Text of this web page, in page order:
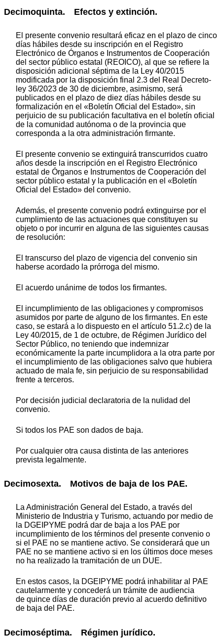
Decimoquinta. Efectos y extinción.
El presente convenio resultará eficaz en el plazo de cinco
días hábiles desde su inscripción en el Registro
Electrónico de Órganos e Instrumentos de Cooperación
del sector público estatal (REOICO), al que se refiere la
disposición adicional séptima de la Ley 40/2015
modificada por la disposición final 2.3 del Real Decreto-
ley 36/2023 de 30 de diciembre, asimismo, será
publicados en el plazo de diez días hábiles desde su
formalización en el «Boletín Oficial del Estado», sin
perjuicio de su publicación facultativa en el boletín oficial
de la comunidad autónoma o de la provincia que
corresponda a la otra administración firmante.
El presente convenio se extinguirá transcurridos cuatro
años desde la inscripción en el Registro Electrónico
estatal de Órganos e Instrumentos de Cooperación del
sector público estatal y la publicación en el «Boletín
Oficial del Estado» del convenio.
Además, el presente convenio podrá extinguirse por el
cumplimiento de las actuaciones que constituyen su
objeto o por incurrir en alguna de las siguientes causas
de resolución:
El transcurso del plazo de vigencia del convenio sin
haberse acordado la prórroga del mismo.
El acuerdo unánime de todos los firmantes.
El incumplimiento de las obligaciones y compromisos
asumidos por parte de alguno de los firmantes. En este
caso, se estará a lo dispuesto en el artículo 51.2.c) de la
Ley 40/2015, de 1 de octubre, de Régimen Jurídico del
Sector Público, no teniendo que indemnizar
económicamente la parte incumplidora a la otra parte por
el incumplimiento de las obligaciones salvo que hubiera
actuado de mala fe, sin perjuicio de su responsabilidad
frente a terceros.
Por decisión judicial declaratoria de la nulidad del
convenio.
Si todos los PAE son dados de baja.
Por cualquier otra causa distinta de las anteriores
prevista legalmente.
Decimosexta. Motivos de baja de los PAE.
La Administración General del Estado, a través del
Ministerio de Industria y Turismo, actuando por medio de
la DGEIPYME podrá dar de baja a los PAE por
incumplimiento de los términos del presente convenio o
si el PAE no se mantiene activo. Se considerará que un
PAE no se mantiene activo si en los últimos doce meses
no ha realizado la tramitación de un DUE.
En estos casos, la DGEIPYME podrá inhabilitar al PAE
cautelarmente y concederá un trámite de audiencia
de quince días de duración previo al acuerdo definitivo
de baja del PAE.
Decimoséptima. Régimen jurídico.